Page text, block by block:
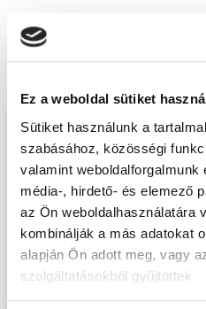
Ez a weboldal sütiket
Sütiket használunk a
szabásához, közösségi
valamint
média-, hirdető- és elemező
az Ön weboldalhasználatára
kombinálják a más adatokat
alapján Ön adott meg, vagy
szolgáltatásokból gyűjtöttek.
Végezd el
Szempilla
- Pécs
tanfolyamunkat
Töltsd ki
hogy
INGYENES
MENTES